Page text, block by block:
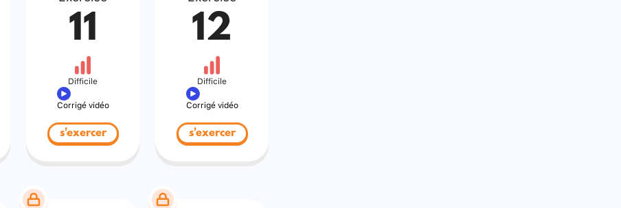
11
Difficile
Corrigé vidéo
s'exercer
12
Difficile
Corrigé vidéo
s'exercer